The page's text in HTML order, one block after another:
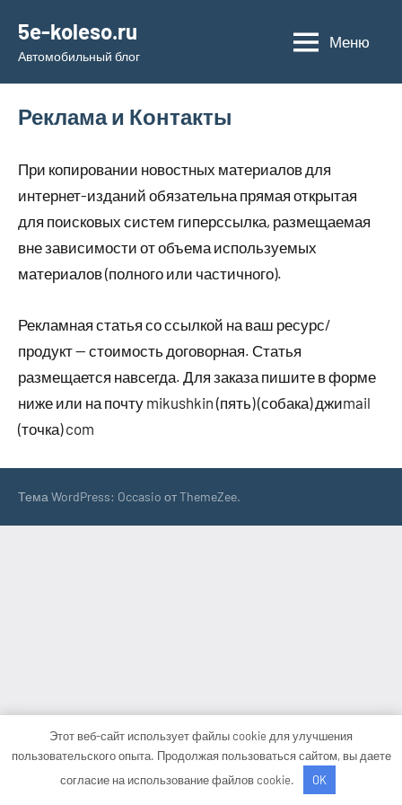
содержимому
5e-koleso.ru
Автомобильный блог
Меню
Реклама и Контакты
При копировании новостных материалов для
интернет-изданий обязательна прямая открытая
для поисковых систем гиперссылка, размещаемая
вне зависимости от объема используемых
материалов (полного или частичного).
Рекламная статья со ссылкой на ваш ресурс/
продукт — стоимость договорная. Статья
размещается навсегда. Для заказа пишите в форме
ниже или на почту mikushkin (пять) (собака) джиmail
(точка) com
Тема WordPress: Occasio от ThemeZee.
Этот веб-сайт использует файлы cookie для улучшения
пользовательского опыта. Продолжая пользоваться сайтом, вы даете
согласие на использование файлов cookie.
OK